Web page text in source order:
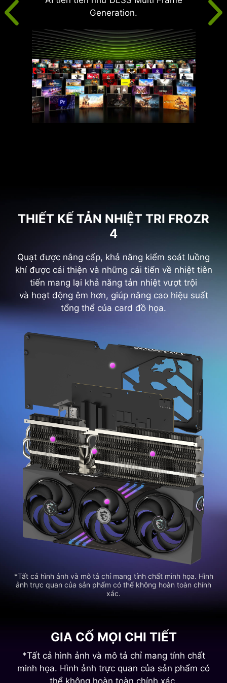
Generation.
THIẾT KẾ TẢN NHIỆT TRI FROZR
4
Quạt được nâng cấp, khả năng kiểm soát luồng
khí được cải thiện và những cải tiến về nhiệt tiên
tiến mang lại khả năng tản nhiệt vượt trội
và hoạt động êm hơn, giúp nâng cao hiệu suất
tổng thể của card đồ họa.
*Tất cả hình ảnh và mô tả chỉ mang tính chất minh họa. Hình
ảnh trực quan của sản phẩm có thể không hoàn toàn chính
xác.
GIA CỐ MỌI CHI TIẾT
*Tất cả hình ảnh và mô tả chỉ mang tính chất
minh họa. Hình ảnh trực quan của sản phẩm có
thể không hoàn toàn chính xác.